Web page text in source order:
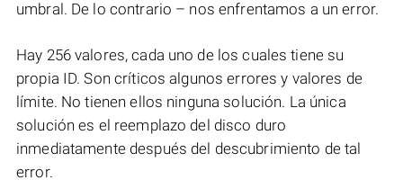
umbral. De lo contrario – nos enfrentamos a un error.
Hay 256 valores, cada uno de los cuales tiene su
propia ID. Son críticos algunos errores y valores de
límite. No tienen ellos ninguna solución. La única
solución es el reemplazo del disco duro
inmediatamente después del descubrimiento de tal
error.